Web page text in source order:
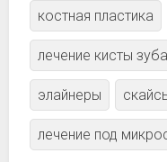
костная пластика
лечение кисты зуба
элайнеры
лечение под